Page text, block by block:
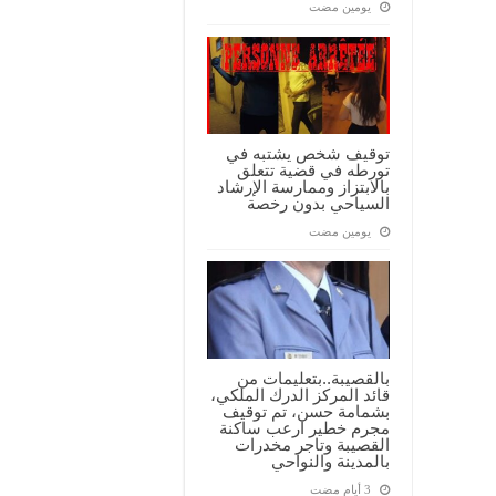
‏يومين مضت
توقيف شخص يشتبه في
تورطه في قضية تتعلق
بالابتزاز وممارسة الإرشاد
السياحي بدون رخصة
‏يومين مضت
بالقصيبة..بتعليمات من
قائد المركز الدرك الملكي،
بشمامة حسن، تم توقيف
مجرم خطير ارعب ساكنة
القصيبة وتاجر مخدرات
بالمدينة والنواحي